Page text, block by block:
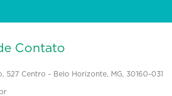
Contato
527 Centro - Belo Horizonte, MG, 30160-031